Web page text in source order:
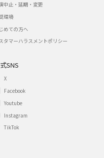
中止・延期・変更
環境
めての方へ
タマーハラスメントポリシー
SNS
X
Facebook
Youtube
Instagram
TikTok